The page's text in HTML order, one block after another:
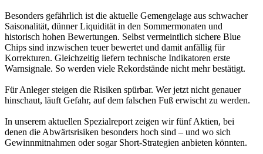
Besonders gefährlich ist die aktuelle Gemengelage aus schwacher
Saisonalität, dünner Liquidität in den Sommermonaten und
historisch hohen Bewertungen. Selbst vermeintlich sichere Blue
Chips sind inzwischen teuer bewertet und damit anfällig für
Korrekturen. Gleichzeitig liefern technische Indikatoren erste
Warnsignale. So werden viele Rekordstände nicht mehr bestätigt.
Für Anleger steigen die Risiken spürbar. Wer jetzt nicht genauer
hinschaut, läuft Gefahr, auf dem falschen Fuß erwischt zu werden.
In unserem aktuellen Spezialreport zeigen wir fünf Aktien, bei
denen die Abwärtsrisiken besonders hoch sind – und wo sich
Gewinnmitnahmen oder sogar Short-Strategien anbieten könnten.